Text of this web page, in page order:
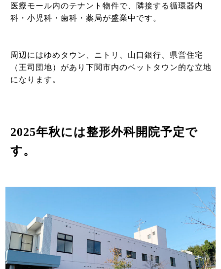
医療モール内のテナント物件で、隣接する循環器内
科・小児科・歯科・薬局が盛業中です。
周辺にはゆめタウン、ニトリ、山口銀行、県営住宅
（王司団地）があり下関市内のベットタウン的な立地
になります。
2025年秋には整形外科開院予定で
す。